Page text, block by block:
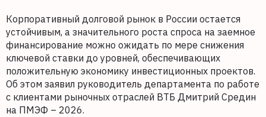
Корпоративный долговой рынок в России остается
устойчивым, а значительного роста спроса на заемное
финансирование можно ожидать по мере снижения
ключевой ставки до уровней, обеспечивающих
положительную экономику инвестиционных проектов.
Об этом заявил руководитель департамента по работе
с клиентами рыночных отраслей ВТБ Дмитрий Средин
на ПМЭФ – 2026.